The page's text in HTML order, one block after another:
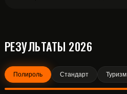
РЕЗУЛЬТАТЫ 2026
Полироль Стандарт Туризм